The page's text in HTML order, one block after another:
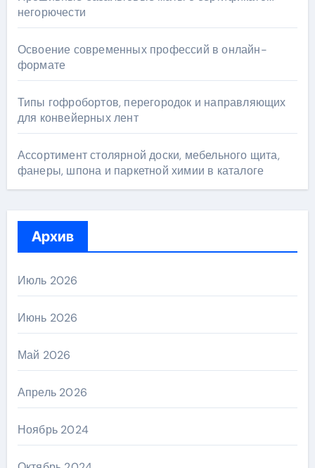
негорючести
Освоение современных профессий в онлайн-
формате
Типы гофробортов, перегородок и направляющих
для конвейерных лент
Ассортимент столярной доски, мебельного щита,
фанеры, шпона и паркетной химии в каталоге
Архив
Июль 2026
Июнь 2026
Май 2026
Апрель 2026
Ноябрь 2024